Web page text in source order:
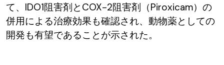
て、IDO1阻害剤とCOX-2阻害剤（Piroxicam）の
併用による治療効果も確認され、動物薬としての
開発も有望であることが示された。